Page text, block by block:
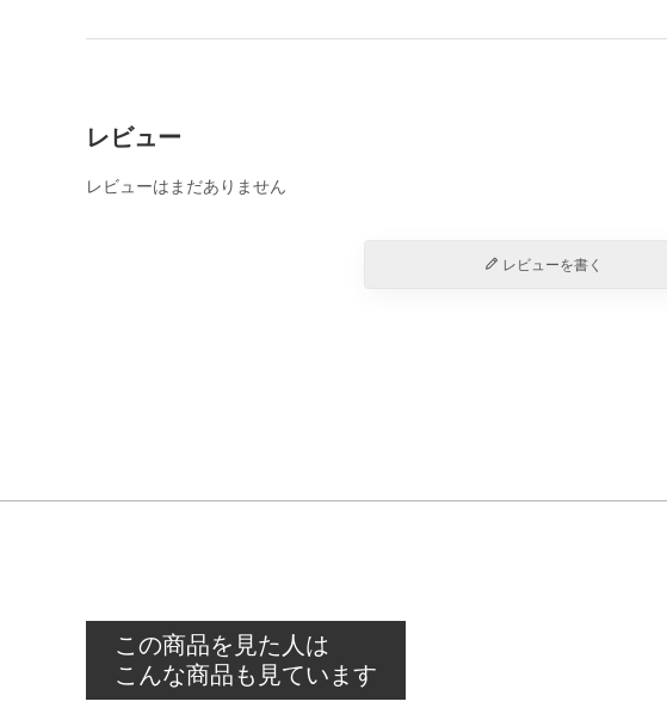
レビュー
レビューはまだありません
レビューを書く
この商品を見た人は
こんな商品も見ています